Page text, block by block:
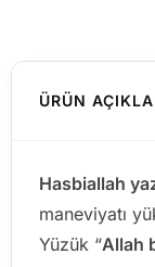
ÜRÜN
Hasbiallah
maneviyatı
Yüzük “Allah